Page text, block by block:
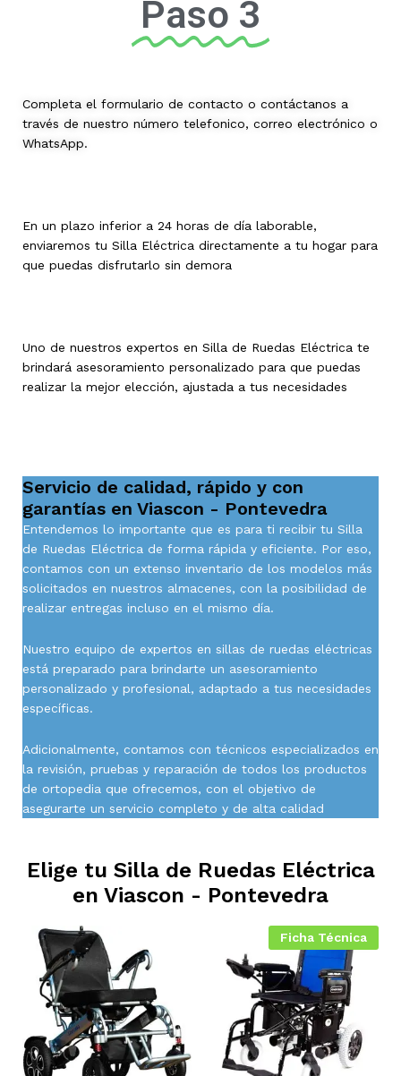
Paso 3
Completa el formulario de contacto o contáctanos a
través de nuestro número telefonico, correo electrónico o
WhatsApp.
En un plazo inferior a 24 horas de día laborable,
enviaremos tu Silla Eléctrica directamente a tu hogar para
que puedas disfrutarlo sin demora
Uno de nuestros expertos en Silla de Ruedas Eléctrica te
brindará asesoramiento personalizado para que puedas
realizar la mejor elección, ajustada a tus necesidades
Servicio de calidad, rápido y con
garantías en Viascon - Pontevedra
Entendemos lo importante que es para ti recibir tu Silla
de Ruedas Eléctrica de forma rápida y eficiente. Por eso,
contamos con un extenso inventario de los modelos más
solicitados en nuestros almacenes, con la posibilidad de
realizar entregas incluso en el mismo día.
Nuestro equipo de expertos en sillas de ruedas eléctricas
está preparado para brindarte un asesoramiento
personalizado y profesional, adaptado a tus necesidades
específicas.
Adicionalmente, contamos con técnicos especializados en
la revisión, pruebas y reparación de todos los productos
de ortopedia que ofrecemos, con el objetivo de
asegurarte un servicio completo y de alta calidad
Elige tu Silla de Ruedas Eléctrica
en Viascon - Pontevedra
Ficha Técnica